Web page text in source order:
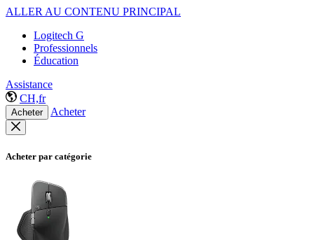
ALLER AU CONTENU PRINCIPAL
Logitech G
Professionnels
Éducation
Assistance
CH,fr
Acheter Acheter
Acheter par catégorie